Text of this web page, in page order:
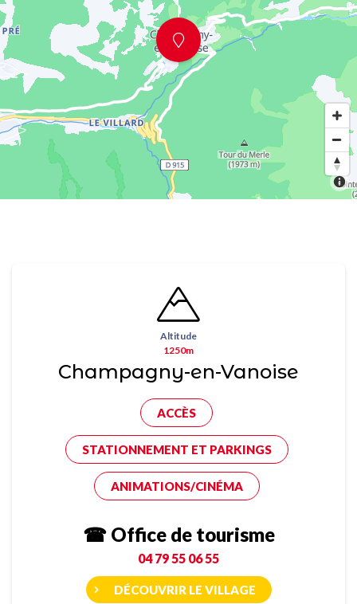
Altitude
1250m
Champagny-en-Vanoise
ACCÈS
STATIONNEMENT ET PARKINGS
ANIMATIONS/CINÉMA
☎ Office de tourisme
04 79 55 06 55
DÉCOUVRIR LE VILLAGE